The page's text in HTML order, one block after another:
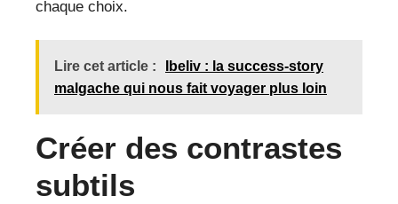
chaque choix.
Lire cet article :
Ibeliv : la success-story
malgache qui nous fait voyager plus loin
Créer des contrastes
subtils